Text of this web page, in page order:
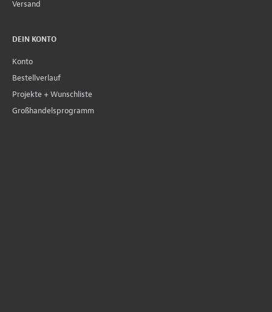
Versand
DEIN KONTO
Konto
Bestellverlauf
Projekte + Wunschliste
Großhandelsprogramm